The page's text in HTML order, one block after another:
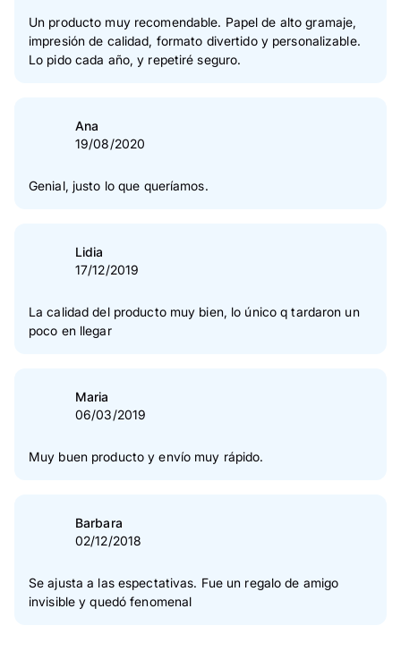
Un producto muy recomendable. Papel de alto gramaje,
impresión de calidad, formato divertido y personalizable.
Lo pido cada año, y repetiré seguro.
Ana
19/08/2020
Genial, justo lo que queríamos.
Lidia
17/12/2019
La calidad del producto muy bien, lo único q tardaron un
poco en llegar
Maria
06/03/2019
Muy buen producto y envío muy rápido.
Barbara
02/12/2018
Se ajusta a las espectativas. Fue un regalo de amigo
invisible y quedó fenomenal